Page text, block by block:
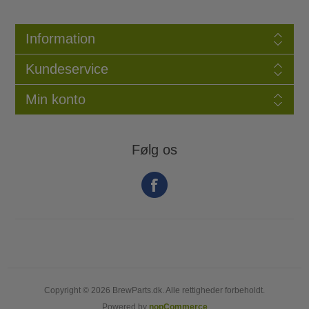
Information
Kundeservice
Min konto
Følg os
Copyright © 2026 BrewParts.dk. Alle rettigheder forbeholdt.
Powered by nopCommerce